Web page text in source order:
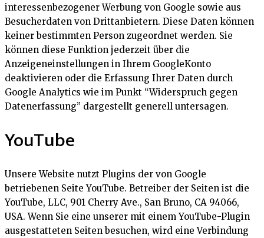
interessenbezogener Werbung von Google sowie aus
Besucherdaten von Drittanbietern. Diese Daten können
keiner bestimmten Person zugeordnet werden. Sie
können diese Funktion jederzeit über die
Anzeigeneinstellungen in Ihrem GoogleKonto
deaktivieren oder die Erfassung Ihrer Daten durch
Google Analytics wie im Punkt “Widerspruch gegen
Datenerfassung” dargestellt generell untersagen.
YouTube
Unsere Website nutzt Plugins der von Google
betriebenen Seite YouTube. Betreiber der Seiten ist die
YouTube, LLC, 901 Cherry Ave., San Bruno, CA 94066,
USA. Wenn Sie eine unserer mit einem YouTube-Plugin
ausgestatteten Seiten besuchen, wird eine Verbindung